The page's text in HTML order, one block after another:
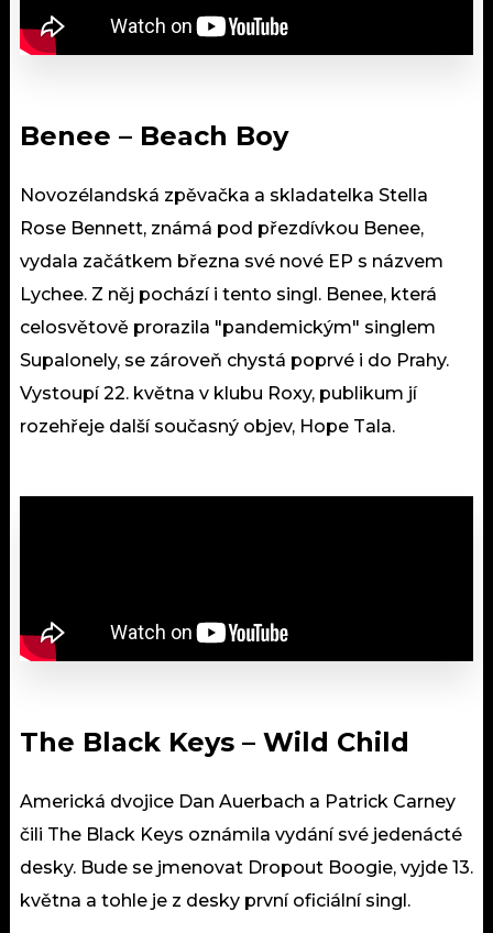
Benee – Beach Boy
Novozélandská zpěvačka a skladatelka Stella
Rose Bennett, známá pod přezdívkou Benee,
vydala začátkem března své nové EP s názvem
Lychee. Z něj pochází i tento singl. Benee, která
celosvětově prorazila "pandemickým" singlem
Supalonely, se zároveň chystá poprvé i do Prahy.
Vystoupí 22. května v klubu Roxy, publikum jí
rozehřeje další současný objev, Hope Tala.
The Black Keys – Wild Child
Americká dvojice Dan Auerbach a Patrick Carney
čili The Black Keys oznámila vydání své jedenácté
desky. Bude se jmenovat Dropout Boogie, vyjde 13.
května a tohle je z desky první oficiální singl.